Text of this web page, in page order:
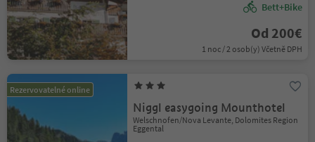
Bett+Bike
Od 200€
1 noc / 2 osob(y) Včetně DPH
Rezervovatelné online
Niggl easygoing Mounthotel
Welschnofen/Nova Levante, Dolomites Region
Eggental